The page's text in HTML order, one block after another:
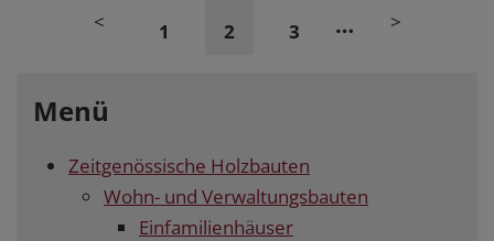
< 1 2 3 … >
Menü
Zeitgenössische Holzbauten
Wohn- und Verwaltungsbauten
Einfamilienhäuser